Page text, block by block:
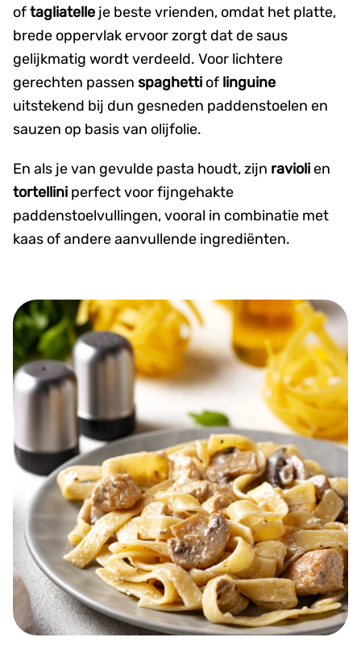
oftagliatelle je beste vrienden, omdat het platte,
brede oppervlak ervoor zorgt dat de saus
gelijkmatig wordt verdeeld. Voor lichtere
gerechten passen spaghetti of linguine
uitstekend bij dun gesneden paddenstoelen en
sauzen op basis van olijfolie.
En als je van gevulde pasta houdt, zijn raviolien
tortellini perfect voor fijngehakte
paddenstoelvullingen, vooral in combinatie met
kaas of andere aanvullende ingrediënten.